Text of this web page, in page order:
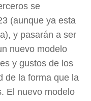
se
(aunque ya esta
y pasarán a ser
nuevo modelo
y gustos de los
de la forma que la
El nuevo modelo